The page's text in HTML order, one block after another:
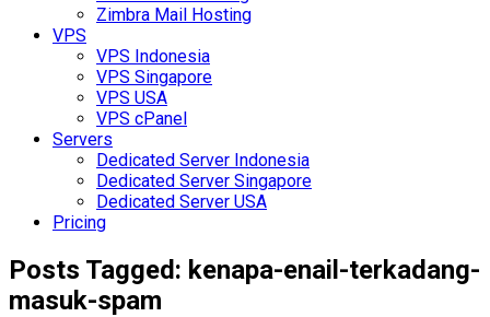
Zimbra Mail Hosting
VPS
VPS Indonesia
VPS Singapore
VPS USA
VPS cPanel
Servers
Dedicated Server Indonesia
Dedicated Server Singapore
Dedicated Server USA
Pricing
Posts Tagged: kenapa-enail-terkadang-
masuk-spam